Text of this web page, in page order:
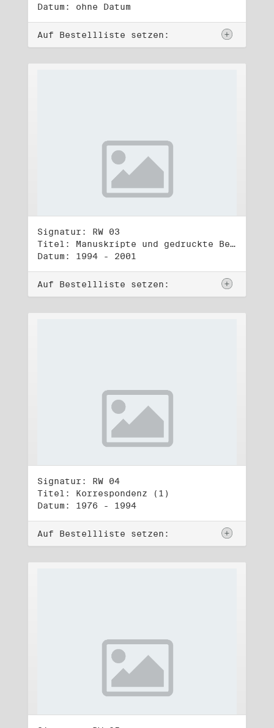
Datum: ohne Datum
Auf Bestellliste setzen:
Signatur: RW 03
Titel: Manuskripte und gedruckte Belege (3)
Datum: 1994 - 2001
Auf Bestellliste setzen:
Signatur: RW 04
Titel: Korrespondenz (1)
Datum: 1976 - 1994
Auf Bestellliste setzen: